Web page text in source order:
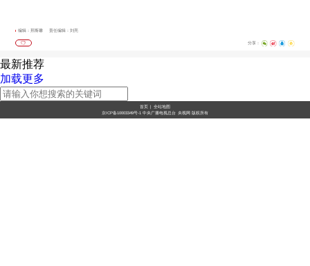
编辑：邢斯馨 责任编辑：刘亮
分享：
最新推荐
加载更多
首页 |
全站地图
京ICP备10003349号-1 中央广播电视总台 央视网 版权所有